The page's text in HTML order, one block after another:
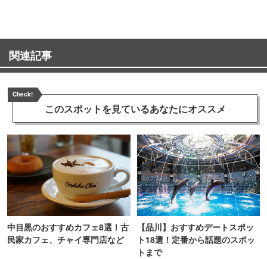
関連記事
Check!
このスポットを見ているあなたにオススメ
中目黒のおすすめカフェ8選！古
民家カフェ、チャイ専門店など
【品川】おすすめデートスポッ
ト18選！定番から話題のスポッ
トまで